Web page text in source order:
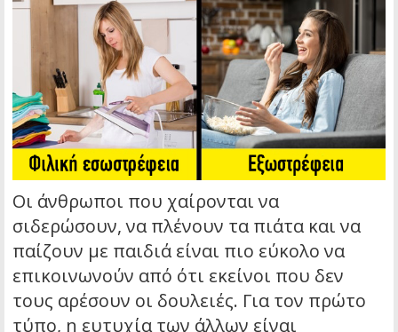
Οι άνθρωποι που χαίρονται να
σιδερώσουν, να πλένουν τα πιάτα και να
παίζουν με παιδιά είναι πιο εύκολο να
επικοινωνούν από ότι εκείνοι που δεν
τους αρέσουν οι δουλειές. Για τον πρώτο
τύπο, η ευτυχία των άλλων είναι